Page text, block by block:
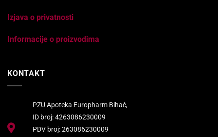
Izjava o privatnosti
Informacije o proizvodima
KONTAKT
PZU Apoteka Europharm Bihać,
ID broj: 4263086230009
PDV broj: 263086230009